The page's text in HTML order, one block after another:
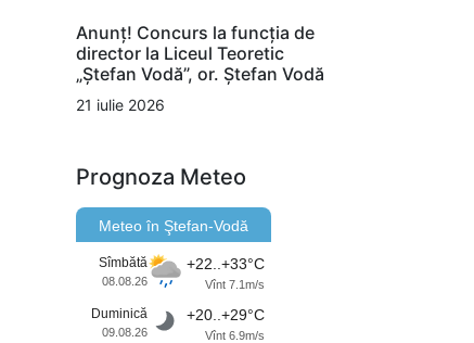
Anunț! Concurs la funcția de
director la Liceul Teoretic
„Ștefan Vodă”, or. Ștefan Vodă
21 iulie 2026
Prognoza Meteo
Meteo în Ştefan-Vodă
Sîmbătă
08.08.26
+22..+33°C
Vînt 7.1m/s
Duminică
09.08.26
+20..+29°C
Vînt 6.9m/s